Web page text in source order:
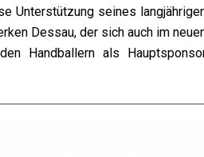
Unterstützung seines
Dessau, der sich auch im
Handballern als